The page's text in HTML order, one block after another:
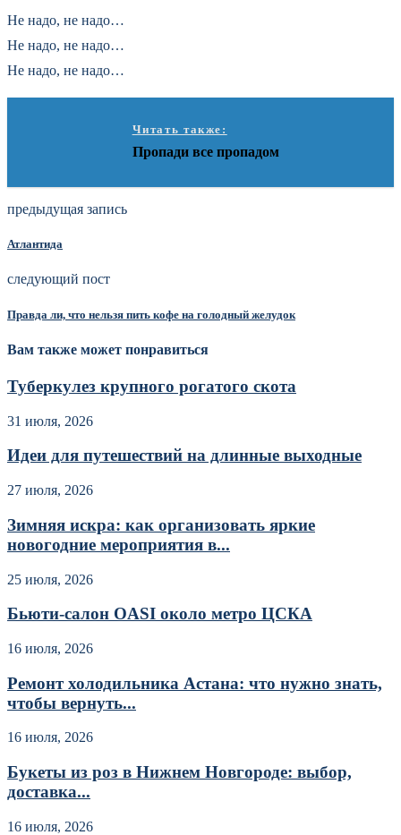
Не надо, не надо…
Не надо, не надо…
Не надо, не надо…
Читать также:
Пропади все пропадом
предыдущая запись
Атлантида
следующий пост
Правда ли, что нельзя пить кофе на голодный желудок
Вам также может понравиться
Туберкулез крупного рогатого скота
31 июля, 2026
Идеи для путешествий на длинные выходные
27 июля, 2026
Зимняя искра: как организовать яркие
новогодние мероприятия в...
25 июля, 2026
Бьюти-салон OASI около метро ЦСКА
16 июля, 2026
Ремонт холодильника Астана: что нужно знать,
чтобы вернуть...
16 июля, 2026
Букеты из роз в Нижнем Новгороде: выбор,
доставка...
16 июля, 2026